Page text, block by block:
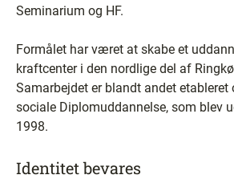
Seminarium og HF.
Formålet har været at skabe et
kraftcenter i den nordlige del af
Samarbejdet er blandt andet etableret
sociale Diplomuddannelse, som blev
1998.
Identitet bevares